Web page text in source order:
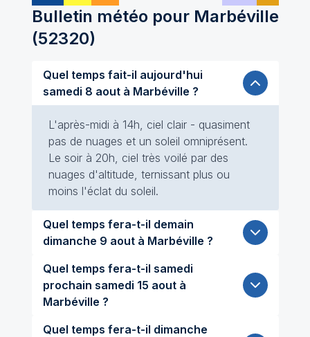
Bulletin météo pour Marbéville
(52320)
Quel temps fait-il aujourd'hui
samedi 8 aout à Marbéville ?
L'après-midi à 14h, ciel clair - quasiment
pas de nuages et un soleil omniprésent.
Le soir à 20h, ciel très voilé par des
nuages d'altitude, ternissant plus ou
moins l'éclat du soleil.
Quel temps fera-t-il demain
dimanche 9 aout à Marbéville ?
Quel temps fera-t-il samedi
prochain samedi 15 aout à
Marbéville ?
Quel temps fera-t-il dimanche